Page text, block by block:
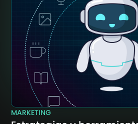
MARKETING